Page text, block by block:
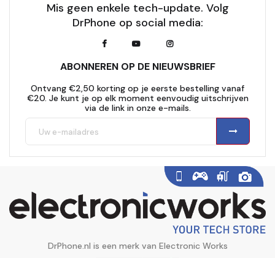
Mis geen enkele tech-update. Volg
DrPhone op social media:
ABONNEREN OP DE NIEUWSBRIEF
Ontvang €2,50 korting op je eerste bestelling vanaf
€20. Je kunt je op elk moment eenvoudig uitschrijven
via de link in onze e-mails.
DrPhone.nl is een merk van Electronic Works